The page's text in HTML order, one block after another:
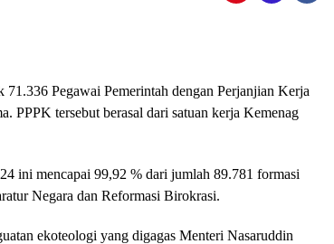
Pegawai Pemerintah dengan Perjanjian Kerja
PPPK tersebut berasal dari satuan kerja Kemenag
ini mencapai 99,92 % dari jumlah 89.781 formasi
Negara dan Reformasi Birokrasi.
ekoteologi yang digagas Menteri Nasaruddin